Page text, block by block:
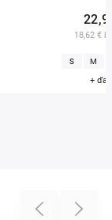
18,62 €
S M
+
Previous Next